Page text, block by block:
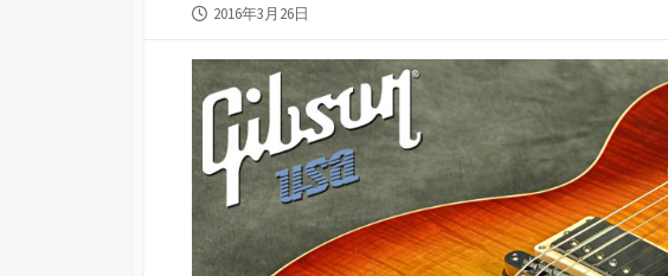
公
日
2016年3月26日